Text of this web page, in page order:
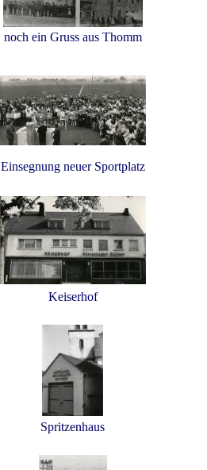
noch ein Gruss aus Thomm
Einsegnung neuer Sportplatz
Keiserhof
Spritzenhaus